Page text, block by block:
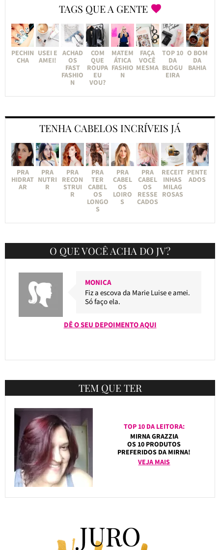
TAGS QUE A GENTE
PECHIN
CHA
USEI E
AMEI!
ACHAD
OS
FAST
FASHIO
N
COM
QUE
ROUPA
EU
VOU?
MATEM
ÁTICA
FASHIO
N
FAÇA
VOCÊ
MESMA
TOP 10
DA
BLOGU
EIRA
O BOM
DA
BAHIA
TENHA CABELOS INCRÍVEIS JÁ
PRA
HIDRAT
AR
PRA
NUTRI
R
PRA
RECON
STRUI
R
PRA
TER
CABEL
OS
LONGO
S
PRA
CABEL
OS
LOIRO
S
PRA
CABEL
OS
RESSE
CADOS
RECEIT
INHAS
MILAG
ROSAS
PENTE
ADOS
O QUE VOCÊ ACHA DO JV?
MONICA
Fiz a escova da Marie Luise e amei.
Só faço ela.
DÊ O SEU DEPOIMENTO AQUI
TEM QUE TER
TOP 10 DA LEITORA:
MIRNA GRAZZIA
OS 10 PRODUTOS
PREFERIDOS DA MIRNA!
VEJA MAIS